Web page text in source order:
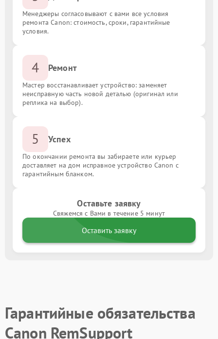
Менеджеры согласовывают с вами все условия
ремонта Canon: стоимость, сроки, гарантийные
условия.
4 Ремонт
Мастер восстанавливает устройство: заменяет
неисправную часть новой деталью (оригинал или
реплика на выбор).
5 Успех
По окончании ремонта вы забираете или курьер
доставляет на дом исправное устройство Canon с
гарантийным бланком.
Оставьте заявку
Свяжемся с Вами в течение 5 минут
Оставить заявку
Гарантийные обязательства
Canon RemSupport